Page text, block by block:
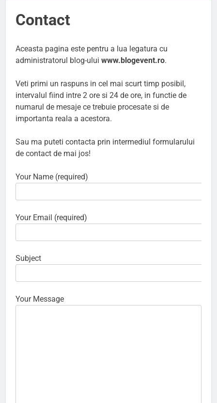
Donald Trump
6 Ani Ago
Earthing sau
cu Pamantul
6 Ani Ago
Este posibil sa ne
iertam?
Contact
Aceasta pagina este pentru a lua legatura cu
administratorul blog-ului www.blogevent.ro.
Veti primi un raspuns in cel mai scurt timp posibil,
intervalul fiind intre 2 ore si 24 de ore, in functie de
numarul de mesaje ce trebuie procesate si de
importanta reala a acestora.
Sau ma puteti contacta prin intermediul formularului
de contact de mai jos!
Your Name (required)
Your Email (required)
Subject
Your Message